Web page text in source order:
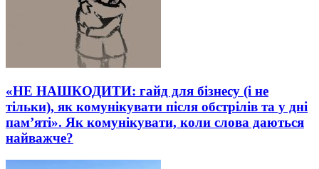
«НЕ НАШКОДИТИ: гайд для бізнесу (і не
тільки), як комунікувати після обстрілів та у дні
пам’яті». Як комунікувати, коли слова даються
найважче?